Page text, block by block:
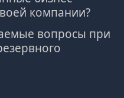
компании?
вопросы при